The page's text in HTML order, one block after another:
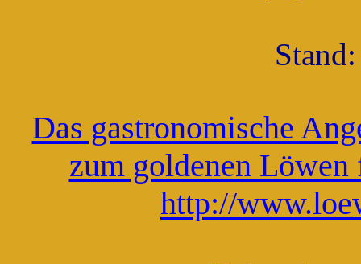
Das gastronomische
zum goldenen
http://